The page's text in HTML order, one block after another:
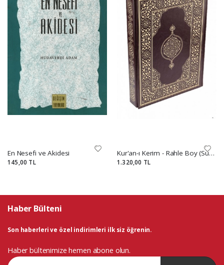
En Nesefi ve Akidesi
145,00 TL
Kur'an-ı Kerim - Rahle Boy (Suni Deri Cilt Safir-Kabartmalı-Kahverengi)
1.320,00 TL
Haber Bülteni
Son haberleri ve özel indirimleri ilk siz öğrenin.
Haber bültenimize hemen abone olun.